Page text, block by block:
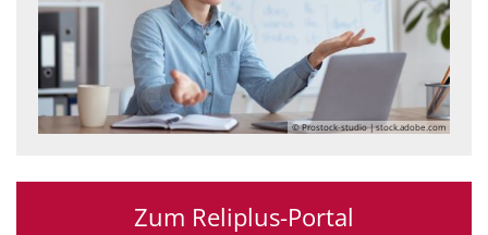
© Prostock-studio | stock.adobe.com
Zum Reliplus-Portal